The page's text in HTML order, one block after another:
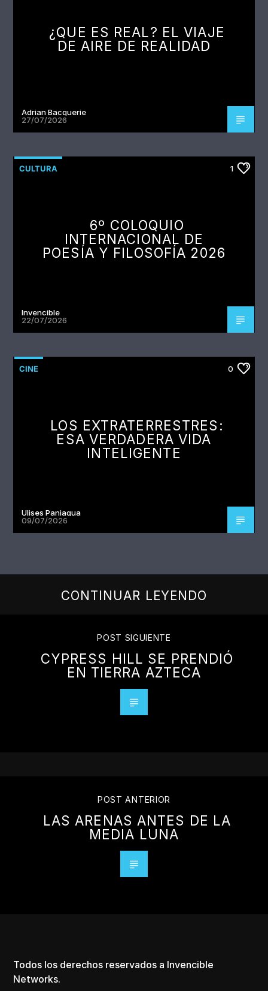
¿QUE ES REAL? EL VIAJE
DE AIRE DE REALIDAD
Adrian Bacquerie
27/07/2026
CULTURA 1
6º COLOQUIO
INTERNACIONAL DE
POESÍA Y FILOSOFÍA 2026
Invencible
22/07/2026
CINE 0
LOS EXTRATERRESTRES:
ESA VERDADERA VIDA
INTELIGENTE
Ulises Paniagua
09/07/2026
CONTINUAR LEYENDO
POST SIGUIENTE
CYPRESS HILL SE PRENDIÓ
EN TIERRA AZTECA
POST ANTERIOR
LAS ARENAS ANTES DE LA
MEDIA LUNA
Todos los derechos reservados a Invencible
Networks.